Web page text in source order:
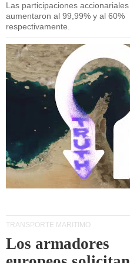
Las participaciones accionariales
aumentaron al 99,99% y al 60%
respectivamente.
TRANSPORTE MARÍTIMO
Los armadores